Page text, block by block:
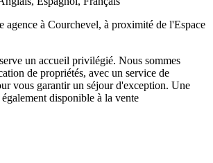
agence à Courchevel, à proximité de l'Espace
un accueil privilégié. Nous sommes
de propriétés, avec un service de
vous garantir un séjour d'exception. Une
disponible à la vente